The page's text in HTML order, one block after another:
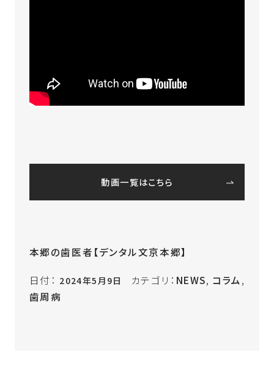
動画一覧はこちら
本郷の歯医者【デンタル文京本郷】
日付： 2024年5月9日 カテゴリ： NEWS, コラム ,
歯周病